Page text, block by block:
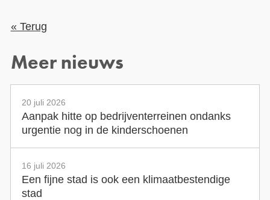
« Terug
Meer nieuws
20 juli 2026
Aanpak hitte op bedrijventerreinen ondanks
urgentie nog in de kinderschoenen
16 juli 2026
Een fijne stad is ook een klimaatbestendige
stad